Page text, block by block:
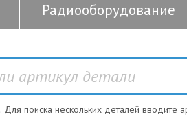
Радиооборудование
. Для поиска нескольких деталей вводите